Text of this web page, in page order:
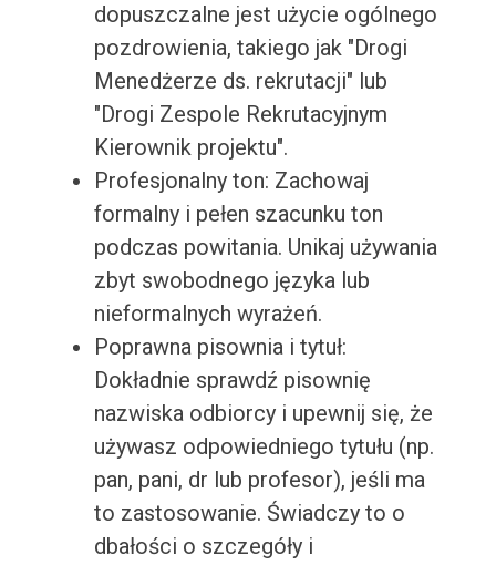
dopuszczalne jest użycie ogólnego
pozdrowienia, takiego jak "Drogi
Menedżerze ds. rekrutacji" lub
"Drogi Zespole Rekrutacyjnym
Kierownik projektu".
Profesjonalny ton: Zachowaj
formalny i pełen szacunku ton
podczas powitania. Unikaj używania
zbyt swobodnego języka lub
nieformalnych wyrażeń.
Poprawna pisownia i tytuł:
Dokładnie sprawdź pisownię
nazwiska odbiorcy i upewnij się, że
używasz odpowiedniego tytułu (np.
pan, pani, dr lub profesor), jeśli ma
to zastosowanie. Świadczy to o
dbałości o szczegóły i